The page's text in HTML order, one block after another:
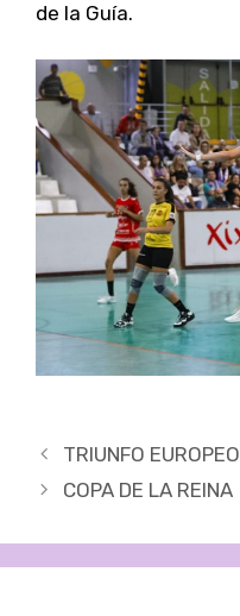
de la Guía.
Navegación
de
TRIUNFO EUROPEO
COPA DE LA REINA